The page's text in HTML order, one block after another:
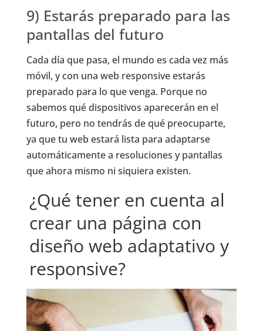
9) Estarás preparado para las
pantallas del futuro
Cada día que pasa, el mundo es cada vez más
móvil, y con una web responsive estarás
preparado para lo que venga. Porque no
sabemos qué dispositivos aparecerán en el
futuro, pero no tendrás de qué preocuparte,
ya que tu web estará lista para adaptarse
automáticamente a resoluciones y pantallas
que ahora mismo ni siquiera existen.
¿Qué tener en cuenta al
crear una página con
diseño web adaptativo y
responsive?